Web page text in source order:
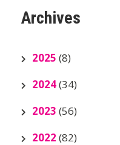
Archives
2025 (8)
2024(34)
2023 (56)
2022 (82)